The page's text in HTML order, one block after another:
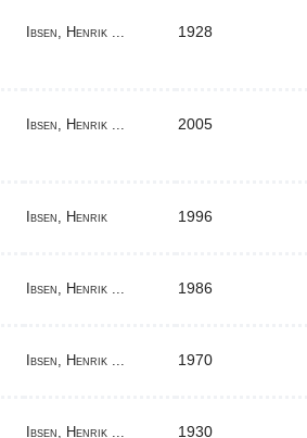
Ibsen, Henrik ... 1928
Ibsen, Henrik ... 2005
Ibsen, Henrik 1996
Ibsen, Henrik ... 1986
Ibsen, Henrik ... 1970
Ibsen, Henrik ... 1930